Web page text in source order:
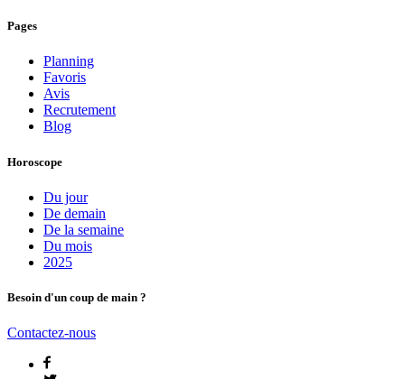
Pages
Planning
Favoris
Avis
Recrutement
Blog
Horoscope
Du jour
De demain
De la semaine
Du mois
2025
Besoin d'un coup de main ?
Contactez-nous